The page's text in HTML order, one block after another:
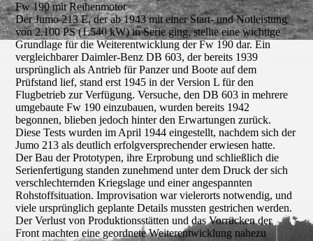
Fw 190 mit Reihenmotor
Der Jumo 213 E, der ab 1943 mit einer Start- und Notleistung
von 2.100 PS (1.540 kW) in Serie ging, stellte eine wichtige
Grundlage für die Weiterentwicklung der Fw 190 dar. Ein
vergleichbarer Daimler-Benz DB 603, der bereits 1939
ursprünglich als Antrieb für Panzer und Boote auf dem
Prüfstand lief, stand erst 1945 in der Version L für den
Flugbetrieb zur Verfügung. Versuche, den DB 603 in mehrere
umgebaute Fw 190 einzubauen, wurden bereits 1942
begonnen, blieben jedoch hinter den Erwartungen zurück.
Diese Tests wurden im April 1944 eingestellt, nachdem sich der
Jumo 213 als deutlich erfolgversprechender erwiesen hatte.
Der Bau der Prototypen, ihre Erprobung und schließlich die
Serienfertigung standen zunehmend unter dem Druck der sich
verschlechternden Kriegslage und einer angespannten
Rohstoffsituation. Improvisation war vielerorts notwendig, und
viele ursprünglich geplante Details mussten gestrichen werden.
Der Verlust von Produktionsstätten und das Vorrücken der
Front machten eine geordnete Weiterentwicklung nahezu